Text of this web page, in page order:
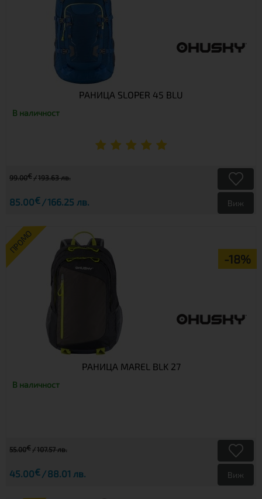
РАНИЦА SLOPER 45 BLU
В наличност
99.00€ 193.63 лв.
85.00€ 166.25 лв. Виж
ПРОМО
-18%
РАНИЦА MAREL BLK 27
В наличност
55.00€ 107.57 лв.
45.00€ 88.01 лв. Виж